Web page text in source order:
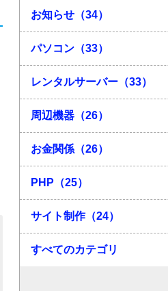
お知らせ（34）
パソコン（33）
レンタルサーバー（33）
周辺機器（26）
お金関係（26）
PHP（25）
サイト制作（24）
すべてのカテゴリ